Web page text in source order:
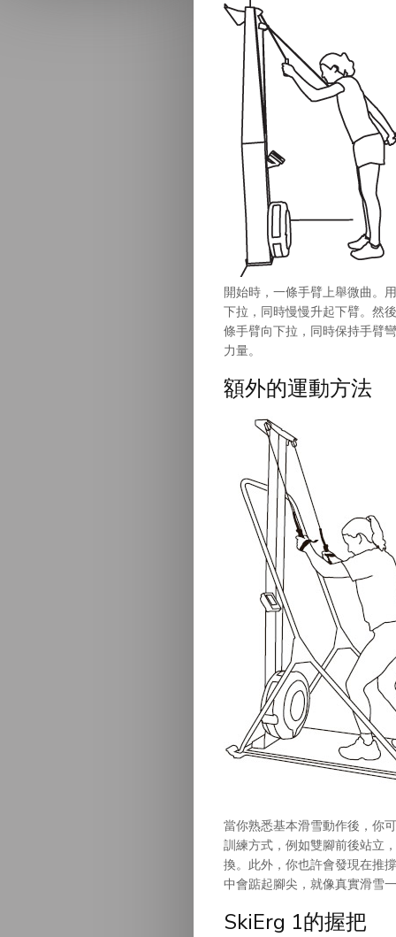
開始時，一條手臂上舉微曲。
下拉，同時慢慢升起下臂。然
條手臂向下拉，同時保持手臂
力量。
額外的運動方法
當你熟悉基本滑雪動作後，你
訓練方式，例如雙腳前後站立
換。此外，你也許會發現在推
中會踮起腳尖，就像真實滑雪
SkiErg 1的握把